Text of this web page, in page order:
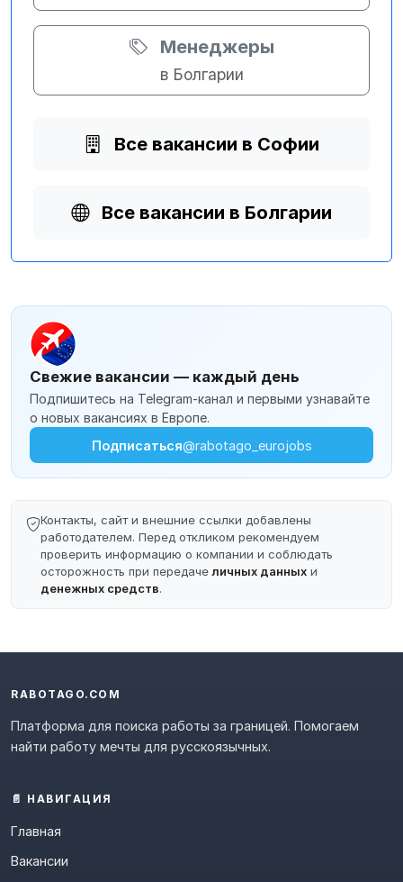
Менеджеры
в Болгарии
Все вакансии в Софии
Все вакансии в Болгарии
Свежие вакансии — каждый день
Подпишитесь на Telegram-канал и первыми узнавайте
о новых вакансиях в Европе.
Подписаться@rabotago_eurojobs
Контакты, сайт и внешние ссылки добавлены
работодателем. Перед откликом рекомендуем
проверить информацию о компании и соблюдать
осторожность при передачеличных данных и
денежных средств.
RABOTAGO.COM
Платформа для поиска работы за границей. Помогаем
найти работу мечты для русскоязычных.
📄 НАВИГАЦИЯ
Главная
Вакансии